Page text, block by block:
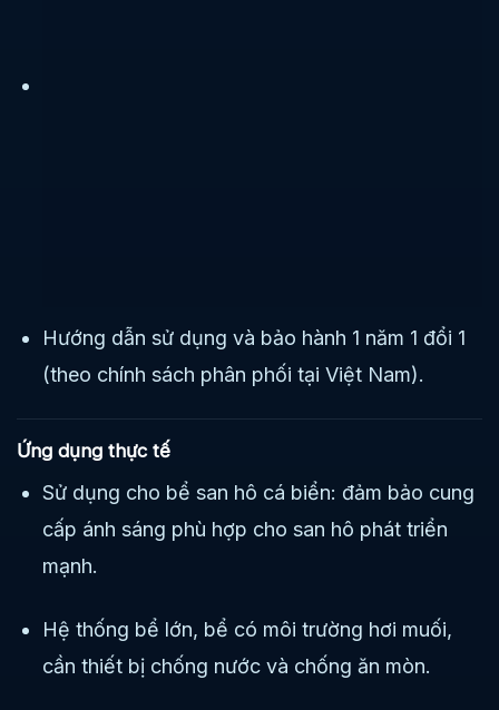
Hướng dẫn sử dụng và bảo hành 1 năm 1 đổi 1
(theo chính sách phân phối tại Việt Nam).
Ứng dụng thực tế
Sử dụng cho bể san hô cá biển: đảm bảo cung
cấp ánh sáng phù hợp cho san hô phát triển
mạnh.
Hệ thống bể lớn, bể có môi trường hơi muối,
cần thiết bị chống nước và chống ăn mòn.